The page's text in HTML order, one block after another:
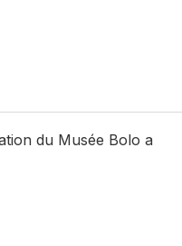
du Musée Bolo a